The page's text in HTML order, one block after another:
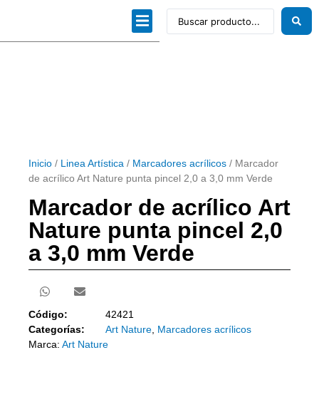
Inicio / Linea Artística / Marcadores acrílicos / Marcador
de acrílico Art Nature punta pincel 2,0 a 3,0 mm Verde
Marcador de acrílico Art
Nature punta pincel 2,0
a 3,0 mm Verde
Código:
42421
Categorías:
Art Nature Marcadores acrílicos
Marca: Art Nature